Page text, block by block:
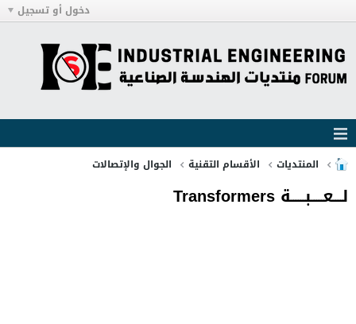
دخول أو تسجيل
المنتديات الأقسام التقنية الجوال والإتصالات
لــــعـــــبــــــة Transformers